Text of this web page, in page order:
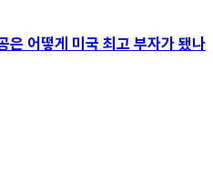
어떻게 미국 최고 부자가 됐나